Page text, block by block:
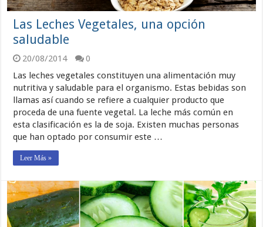
Las Leches Vegetales, una opción
saludable
20/08/2014
0
Las leches vegetales constituyen una alimentación muy
nutritiva y saludable para el organismo. Estas bebidas son
llamas así cuando se refiere a cualquier producto que
proceda de una fuente vegetal. La leche más común en
esta clasificación es la de soja. Existen muchas personas
que han optado por consumir este …
Leer Más »